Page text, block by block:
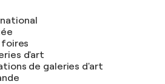
d'art
de galeries d'art